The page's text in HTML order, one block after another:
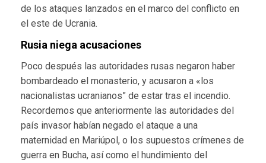
de los ataques lanzados en el marco del conflicto en
el este de Ucrania.
Rusia niega acusaciones
Poco después las autoridades rusas negaron haber
bombardeado el monasterio, y acusaron a «los
nacionalistas ucranianos” de estar tras el incendio.
Recordemos que anteriormente las autoridades del
país invasor habían negado el ataque a una
maternidad en Mariúpol, o los supuestos crímenes de
guerra en Bucha, así como el hundimiento del